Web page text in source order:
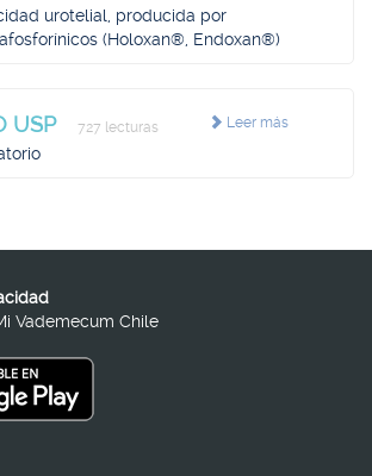
urotelial, producida por
(Holoxan®, Endoxan®)
Leer más
USP 727 lecturas
Vademecum Chile